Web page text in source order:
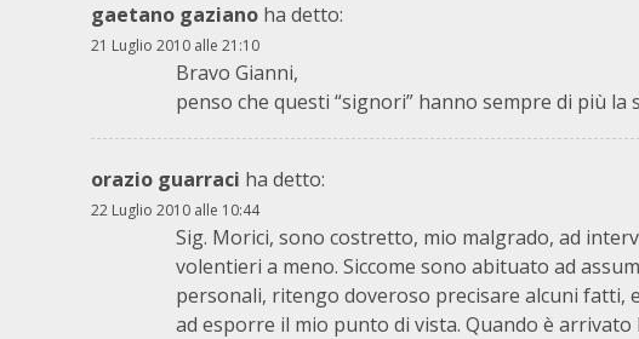
gaetano gaziano ha detto:
21 Luglio 2010 alle 21:10
Bravo Gianni,
penso che questi “signori” hanno sempre di più la
orazio guarraci ha detto:
22 Luglio 2010 alle 10:44
Sig. Morici, sono costretto, mio malgrado, ad
volentieri a meno. Siccome sono abituato ad
personali, ritengo doveroso precisare alcuni fatti,
ad esporre il mio punto di vista. Quando è